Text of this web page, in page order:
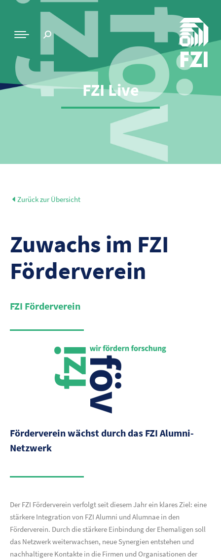
FZI Live
Zurück zur Übersicht
Zuwachs im FZI
Förderverein
FZI Förderverein
Förderverein wächst durch das FZI Alumni-
Netzwerk
Der FZI Förderverein verfolgt seit diesem Jahr ein klares Ziel: eine
stärkere Integration von FZI Alumni und Alumnae in den
Förderverein. Durch die stärkere Einbindung der Ehemaligen soll
das Netzwerk weiterwachsen, neue Synergien entstehen und
nachhaltigere Kontakte in die Firmen und Organisationen der